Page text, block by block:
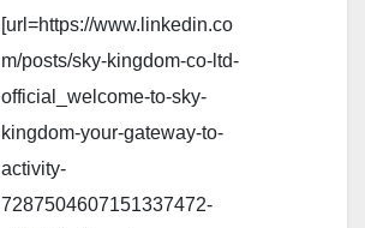
[url=https://www.linkedin.co
m/posts/sky-kingdom-co-ltd-
official_welcome-to-sky-
kingdom-your-gateway-to-
activity-
7287504607151337472-